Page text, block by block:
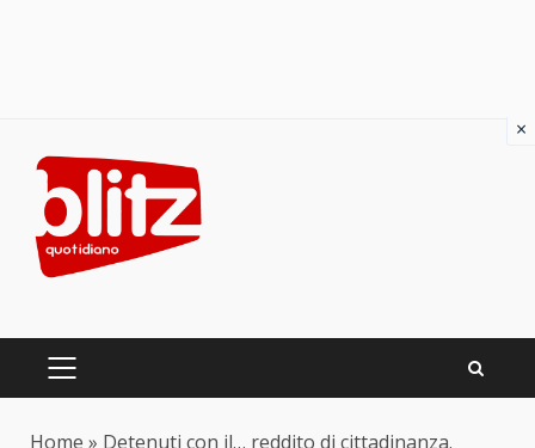
content
PRIMARY
Home » Detenuti con il… reddito di cittadinanza.
×